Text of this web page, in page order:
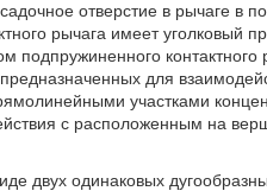
отверстие в рычаге в
рычага имеет уголковый
контактного
для
участками
с расположенным на
двух одинаковых